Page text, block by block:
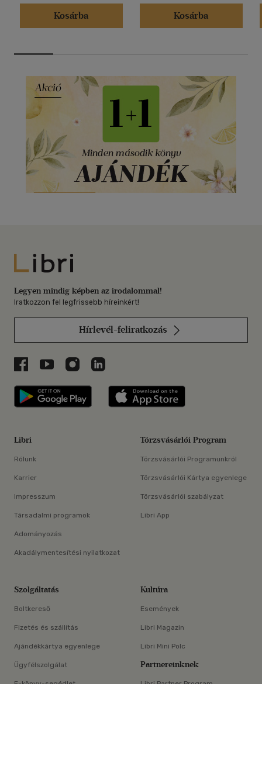
Kosárba
Kosárba
×
Libri
Legyen mindig képben az irodalommal!
Iratkozzon fel legfrissebb híreinkért!
Hírlevél-feliratkozás
Libri a Facebookon
Libri a Youtube-on
Libri az Instagramon
Libri a LinkedInen
Libri applikáció Szerezd meg: Google
Libri
Rólunk
Karrier
Impresszum
Társadalmi programok
Adományozás
Akadálymentesítési nyilatkozat
Törzsvásárlói Program
Törzsvásárlói Programunkról
Törzsvásárlói Kártya egyenlege
Törzsvásárlói szabályzat
Libri App
Szolgáltatás
Boltkereső
Fizetés és szállítás
Ajándékkártya egyenlege
Ügyfélszolgálat
E-könyv-segédlet
Kultúra
Események
Libri Magazin
Libri Mini Polc
Partnereinknek
Libri Partner Program